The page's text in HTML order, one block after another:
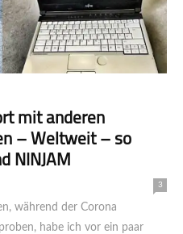
mit anderen
– Weltweit – so
NINJAM
3
während der Corona
habe ich vor ein paar